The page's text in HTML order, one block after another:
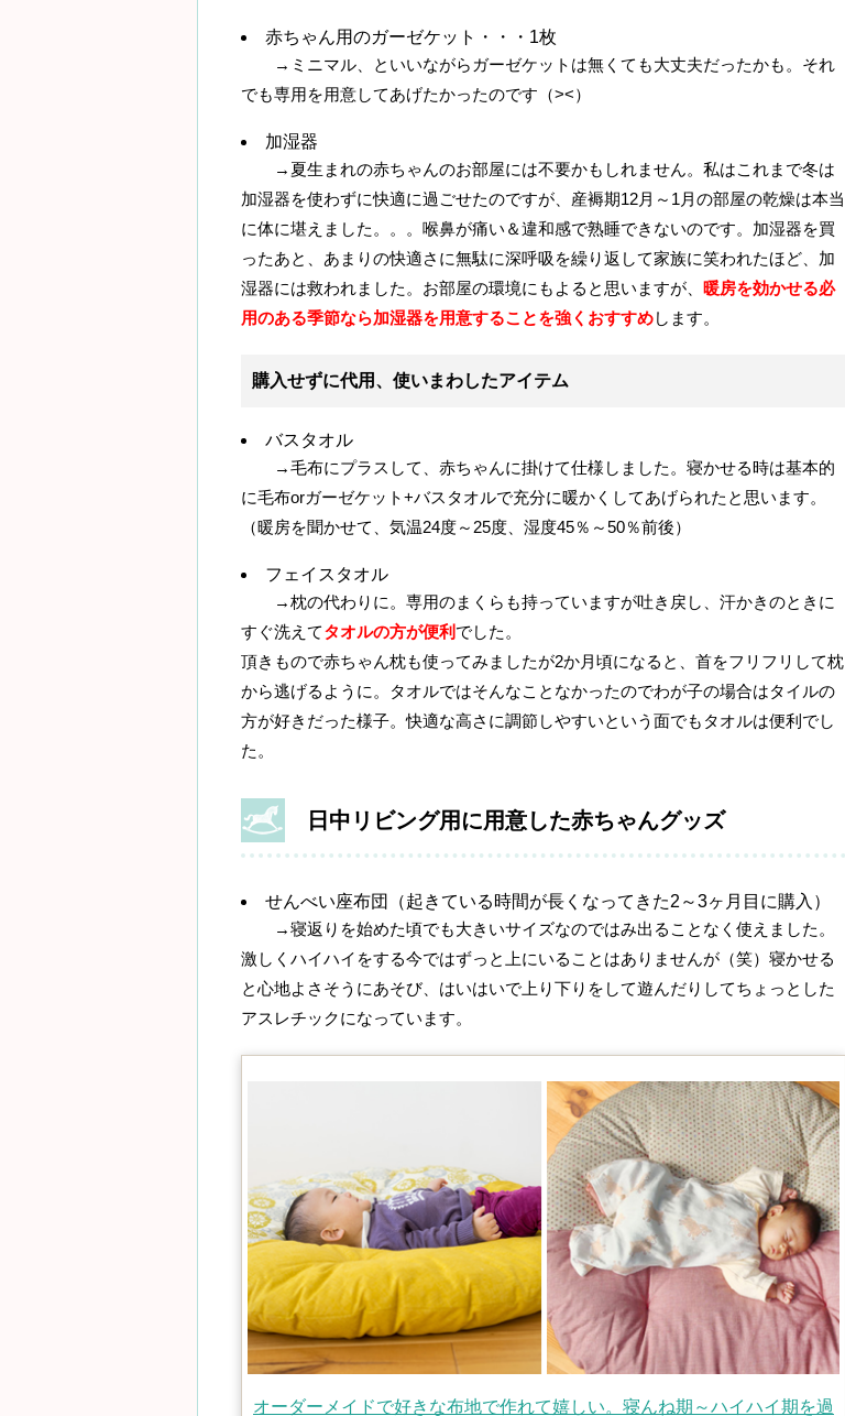
赤ちゃん用のガーゼケット・・・1枚
→ミニマル、といいながらガーゼケットは無くても大丈夫だったかも。それ
でも専用を用意してあげたかったのです（><）
加湿器
→夏生まれの赤ちゃんのお部屋には不要かもしれません。私はこれまで冬は
加湿器を使わずに快適に過ごせたのですが、産褥期12月～1月の部屋の乾燥は本当
に体に堪えました。。。喉鼻が痛い＆違和感で熟睡できないのです。加湿器を買
ったあと、あまりの快適さに無駄に深呼吸を繰り返して家族に笑われたほど、加
湿器には救われました。お部屋の環境にもよると思いますが、 暖房を効かせる必
用のある季節なら加湿器を用意することを強くおすすめします。
購入せずに代用、使いまわしたアイテム
バスタオル
→毛布にプラスして、赤ちゃんに掛けて仕様しました。寝かせる時は基本的
に毛布orガーゼケット+バスタオルで充分に暖かくしてあげられたと思います。
（暖房を聞かせて、気温24度～25度、湿度45％～50％前後）
フェイスタオル
→枕の代わりに。専用のまくらも持っていますが吐き戻し、汗かきのときに
すぐ洗えてタオルの方が便利 でした。
頂きもので赤ちゃん枕も使ってみましたが2か月頃になると、首をフリフリして枕
から逃げるように。タオルではそんなことなかったのでわが子の場合はタイルの
方が好きだった様子。快適な高さに調節しやすいという面でもタオルは便利でし
た。
日中リビング用に用意した赤ちゃんグッズ
せんべい座布団（起きている時間が長くなってきた2～3ヶ月目に購入）
→寝返りを始めた頃でも大きいサイズなのではみ出ることなく使えました。
激しくハイハイをする今ではずっと上にいることはありませんが（笑）寝かせる
と心地よさそうにあそび、はいはいで上り下りをして遊んだりしてちょっとした
アスレチックになっています。
オーダーメイドで好きな布地で作れて嬉しい。寝んね期～ハイハイ期を過